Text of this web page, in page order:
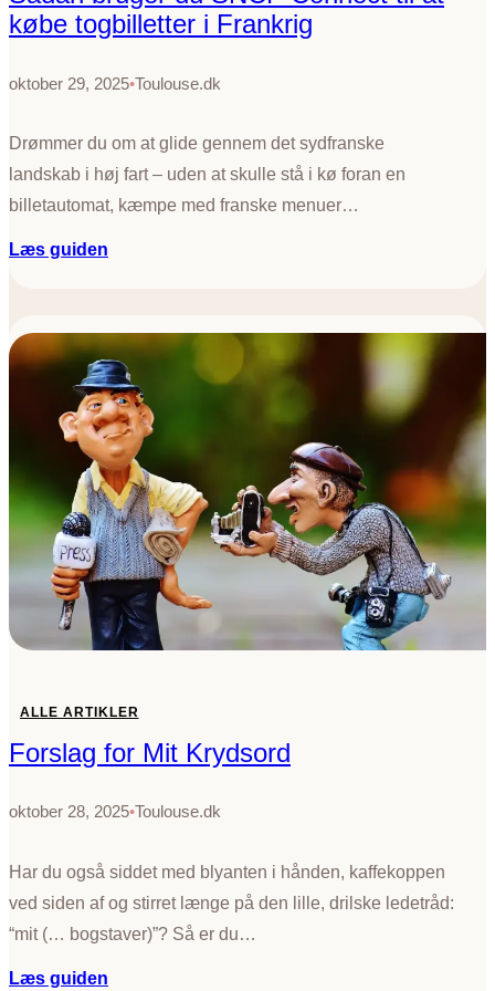
d
r
r
s
k
l
n
f
o
r
t
u
r
i
s
t
e
r
?
købe togbilletter i Frankrig
oktober 29, 2025•Toulouse.dk
Drømmer du om at glide gennem det sydfranske
landskab i høj fart – uden at skulle stå i kø foran en
billetautomat, kæmpe med franske menuer…
Læs guiden
a
n
b
r
u
g
e
r
d
u
S
N
C
C
n
e
t
i
l
t
ALLE ARTIKLER
Forslag for Mit Krydsord
oktober 28, 2025•Toulouse.dk
Har du også siddet med blyanten i hånden, kaffekoppen
ved siden af og stirret længe på den lille, drilske ledetråd:
“mit (… bogstaver)”? Så er du…
Læs guiden